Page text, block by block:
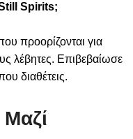
Still Spirits;
προορίζονται για
λέβητες. Επιβεβαίωσε
διαθέτεις.